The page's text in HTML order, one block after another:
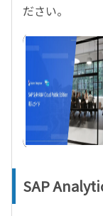
ださい。
SAP